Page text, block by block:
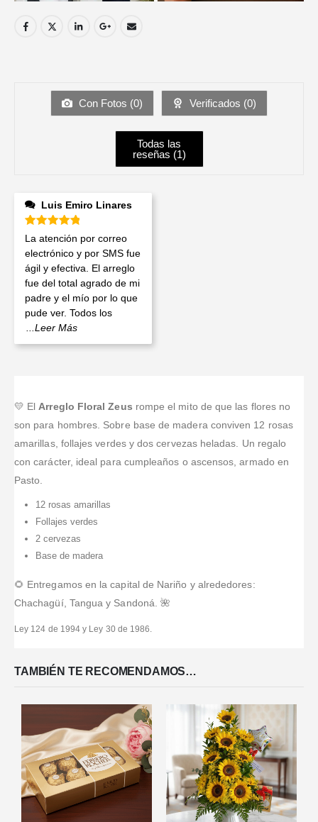
Con Fotos (0) Verificados (0)
Todas las
reseñas (1)
Luis Emiro Linares
Valorado en5de 5
La atención por correo
electrónico y por SMS fue
ágil y efectiva. El arreglo
fue del total agrado de mi
padre y el mío por lo que
pude ver. Todos los
...Leer Más
💛 El Arreglo Floral Zeus rompe el mito de que las flores no
son para hombres. Sobre base de madera conviven 12 rosas
amarillas, follajes verdes y dos cervezas heladas. Un regalo
con carácter, ideal para cumpleaños o ascensos, armado en
Pasto.
12 rosas amarillas
Follajes verdes
2 cervezas
Base de madera
🌻 Entregamos en la capital de Nariño y alrededores:
Chachagüí, Tangua y Sandoná. 🌺
Ley 124 de 1994 y Ley 30 de 1986.
TAMBIÉN TE RECOMENDAMOS…